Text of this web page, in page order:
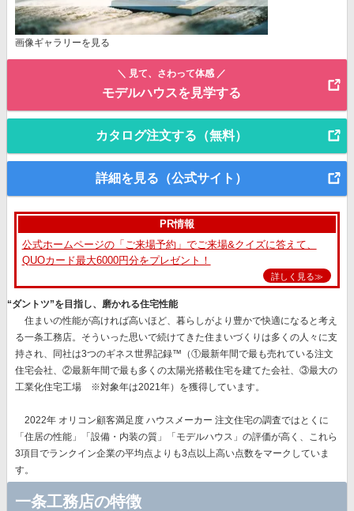
画像ギャラリーを見る
＼ 見て、さわって体感 ／
モデルハウスを見学する
カタログ注文する（無料）
詳細を見る（公式サイト）
PR情報
公式ホームページの「ご来場予約」でご来場&クイズに答えて、
QUOカード最大6000円分をプレゼント！
詳しく見る≫
“ダントツ”を目指し、磨かれる住宅性能
住まいの性能が高ければ高いほど、暮らしがより豊かで快適になると考え
る一条工務店。そういった思いで続けてきた住まいづくりは多くの人々に支
持され、同社は3つのギネス世界記録™（①最新年間で最も売れている注文
住宅会社、②最新年間で最も多くの太陽光搭載住宅を建てた会社、③最大の
工業化住宅工場 ※対象年は2021年）を獲得しています。
2022年 オリコン顧客満足度 ハウスメーカー 注文住宅の調査ではとくに
「住居の性能」「設備・内装の質」「モデルハウス」 の評価が高く、これら
3項目でランクイン企業の平均点よりも3点以上高い点数をマークしていま
す。
一条工務店の特徴